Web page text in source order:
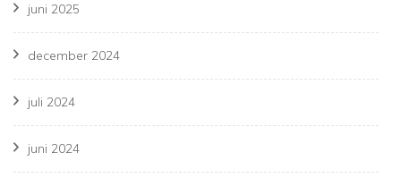
juni 2025
december 2024
juli 2024
juni 2024